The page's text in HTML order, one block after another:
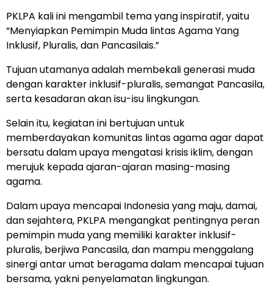
PKLPA kali ini mengambil tema yang inspiratif, yaitu
“Menyiapkan Pemimpin Muda lintas Agama Yang
Inklusif, Pluralis, dan Pancasilais.”
Tujuan utamanya adalah membekali generasi muda
dengan karakter inklusif-pluralis, semangat Pancasila,
serta kesadaran akan isu-isu lingkungan.
Selain itu, kegiatan ini bertujuan untuk
memberdayakan komunitas lintas agama agar dapat
bersatu dalam upaya mengatasi krisis iklim, dengan
merujuk kepada ajaran-ajaran masing-masing
agama.
Dalam upaya mencapai Indonesia yang maju, damai,
dan sejahtera, PKLPA mengangkat pentingnya peran
pemimpin muda yang memiliki karakter inklusif-
pluralis, berjiwa Pancasila, dan mampu menggalang
sinergi antar umat beragama dalam mencapai tujuan
bersama, yakni penyelamatan lingkungan.